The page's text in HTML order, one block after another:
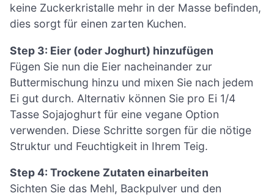
keine Zuckerkristalle mehr in der Masse befinden,
dies sorgt für einen zarten Kuchen.
Step 3: Eier (oder Joghurt) hinzufügen
Fügen Sie nun die Eier nacheinander zur
Buttermischung hinzu und mixen Sie nach jedem
Ei gut durch. Alternativ können Sie pro Ei 1/4
Tasse Sojajoghurt für eine vegane Option
verwenden. Diese Schritte sorgen für die nötige
Struktur und Feuchtigkeit in Ihrem Teig.
Step 4: Trockene Zutaten einarbeiten
Sichten Sie das Mehl, Backpulver und den